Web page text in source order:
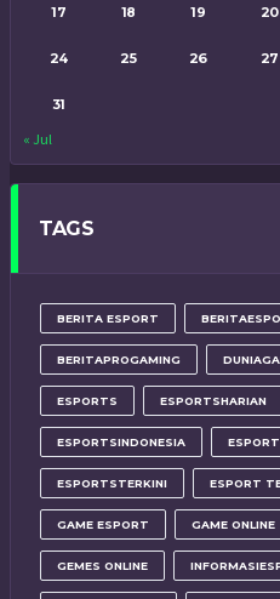
17 18 19 20
24 25 26 27
31
« Jul
TAGS
BERITA ESPORT
BERITAPROGAMING
ESPORTS ESPORTSHARIAN
ESPORTSINDONESIA
ESPORTSTERKINI ESPORT
GAME ESPORT GAME ONLINE
GEMES ONLINE